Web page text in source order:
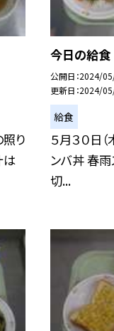
照り
は
今日の給食
公開日 2024/
更新日 2024/
給食
５月３０日
ンバ丼 春雨
切...